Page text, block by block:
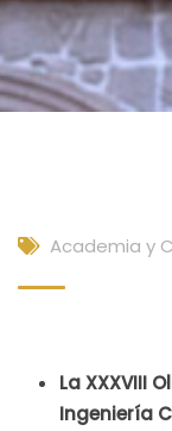
Academia y
La XXXVIII
Ingeniería